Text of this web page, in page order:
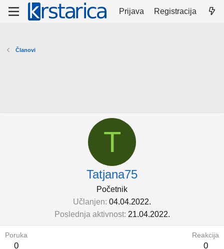
Prijava Registracija
Članovi
T
Tatjana75
Početnik
Učlanjen 04.04.2022.
Poslednja aktivnost 21.04.2022.
Poruka
0
Reakcija
0